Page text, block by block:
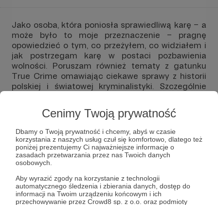
Cenimy Twoją prywatność
Dbamy o Twoją prywatność i chcemy, abyś w czasie
korzystania z naszych usług czuł się komfortowo, dlatego też
poniżej prezentujemy Ci najważniejsze informacje o
zasadach przetwarzania przez nas Twoich danych
osobowych.
Aby wyrazić zgody na korzystanie z technologii
automatycznego śledzenia i zbierania danych, dostęp do
informacji na Twoim urządzeniu końcowym i ich
przechowywanie przez Crowd8 sp. z o.o. oraz podmioty
Jako osoba, która poniosła sprawiedliwą karę – a
może było to moje przeznaczenie – pragnę
opowiedzieć o tym, co przeżyłem, co widziałem i
jak postrzegam karę w postaci pozbawienia
wolności. Poruszam również tematy z gatunku
True Crime omawiając ciekawe sprawy z historii
polskiej i światowej kryminalistyki. Szczególnie
zbrodni doskonałej ale popełnili błędy, które
zaprowadziły ich przed wymiar sprawiedliwości.
W moim podcaście nie mogę ominąć kontekstu
uzależnienia i utraty kontroli nad własnym życiem
przez substancje, które przejmują władzę nad
ludźmi. Jeżeli chociaż jedna osoba słuchając
tego co mam do powiedzenia naprawi swoje życie
i w odpowiednim momencie "Powie sobie DOŚĆ"
będzie to dla mnie duża satysfakcja - dlatego